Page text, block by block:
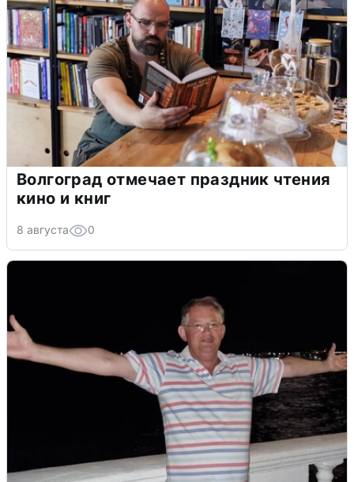
Волгоград отмечает праздник чтения
кино и книг
8 августа 0